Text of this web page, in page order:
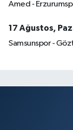
Amed -
17 Ağustos,
Samsunspor -